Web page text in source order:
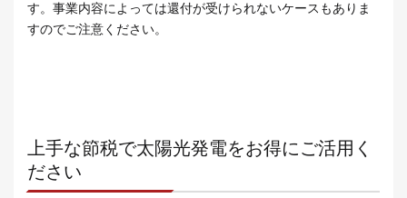
す。事業内容によっては還付が受けられないケースもありま
すのでご注意ください。
上手な節税で太陽光発電をお得にご活用く
ださい